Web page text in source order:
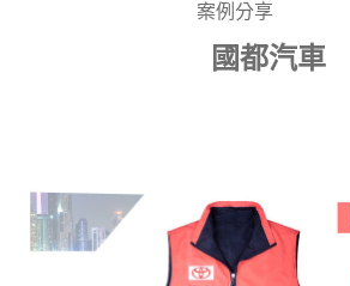
案例分享
國都汽車